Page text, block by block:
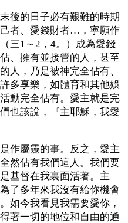
後的日子必有艱難的時期
者、愛錢財者…，寧願作
三1～2，4。）成為愛錢
、擁有並接管的人，甚至
人，乃是被神完全佔有、
多享樂，如體育和其他娛
動完全佔有。愛主就是完
也該說，『主耶穌，我愛
作屬靈的事。反之，愛主
然佔有我們這人。我們要
基督在我裏面活著。主
了多年來我沒有給你機會
如今我看見我需要愛你，
著一切的地位和自由的通